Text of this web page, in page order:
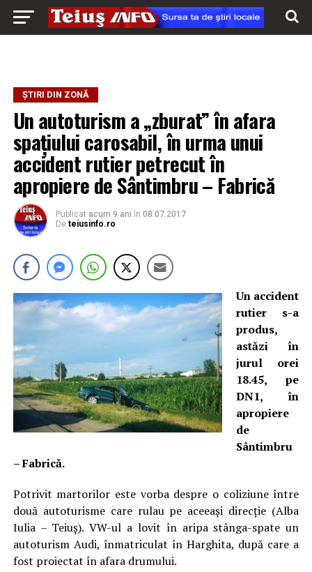
ȘTIRI DIN ZONĂ
Un autoturism a „zburat” în afara
spațiului carosabil, în urma unui
accident rutier petrecut în
apropiere de Sântimbru – Fabrică
Publicat acum 9 ani în 08.07.2017
De teiusinfo.ro
Un accident
rutier s-a
produs,
astăzi în
jurul orei
18.45, pe
DN1, în
apropiere
de
Sântimbru
– Fabrică.
Potrivit martorilor este vorba despre o coliziune între
două autoturisme care rulau pe aceeași direcție (Alba
Iulia – Teiuș). VW-ul a lovit în aripa stânga-spate un
autoturism Audi, înmatriculat în Harghita, după care a
fost proiectat în afara drumului.